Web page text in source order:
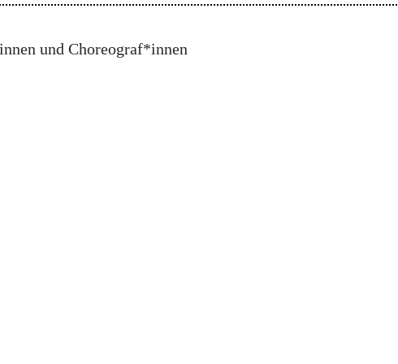
und Choreograf*innen